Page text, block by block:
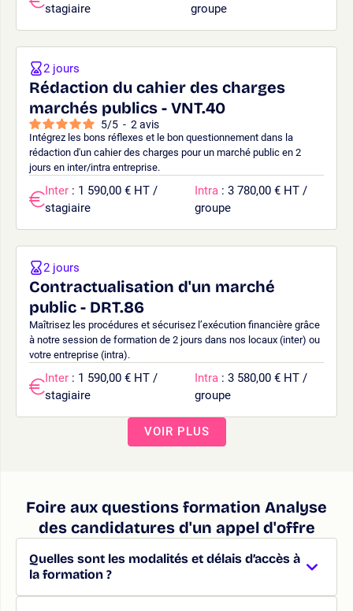
stagiaire
groupe
Rédaction du cahier des charges
marchés publics - VNT.40
5/5 - 2 avis
Intégrez les bons réflexes et le bon questionnement dans la
rédaction d'un cahier des charges pour un marché public en 2
jours en inter/intra entreprise.
2 jours
Inter : 1 590,00 € HT /
stagiaire
Intra : 3 780,00 € HT /
groupe
Contractualisation d'un marché
public - DRT.86
Maîtrisez les procédures et sécurisez l’exécution financière grâce
à notre session de formation de 2 jours dans nos locaux (inter) ou
votre entreprise (intra).
2 jours
Inter : 1 590,00 € HT /
stagiaire
Intra : 3 580,00 € HT /
groupe
VOIR PLUS
Foire aux questions formation Analyse
des candidatures d'un appel d'offre
Quelles sont les modalités et délais d’accès à
la formation ?